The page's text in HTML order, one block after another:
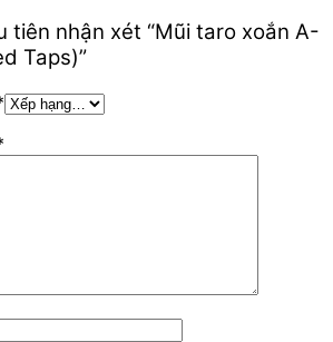
tiên nhận xét “Mũi taro xoắn A-
Taps)”